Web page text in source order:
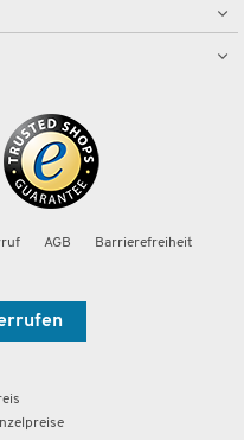
AGB Barrierefreiheit